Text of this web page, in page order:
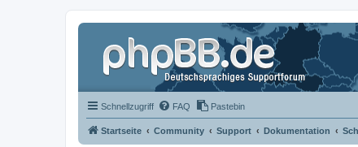
Schnellzugriff FAQ Pastebin
Startseite Community Support Dokumentation